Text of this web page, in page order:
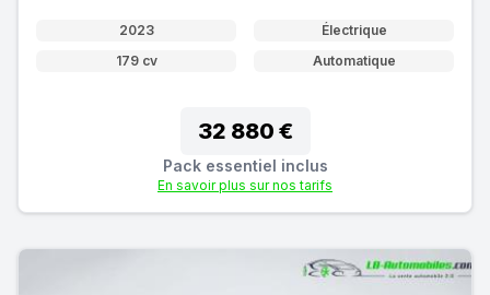
2023
Électrique
179 cv
Automatique
32 880 €
Pack essentiel inclus
En savoir plus sur nos tarifs